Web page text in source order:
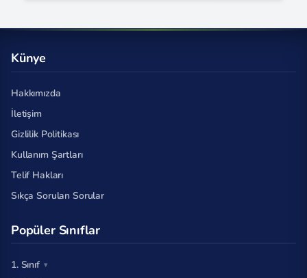
Künye
Hakkımızda
İletişim
Gizlilik Politikası
Kullanım Şartları
Telif Hakları
Sıkça Sorulan Sorular
Popüler Sınıflar
1. Sınıf